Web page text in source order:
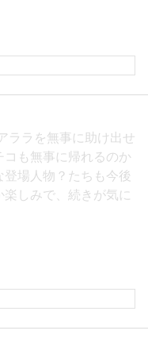
ララを無事に助け出せ
も無事に帰れるのか
場人物？たちも今後
しみで、続きが気に